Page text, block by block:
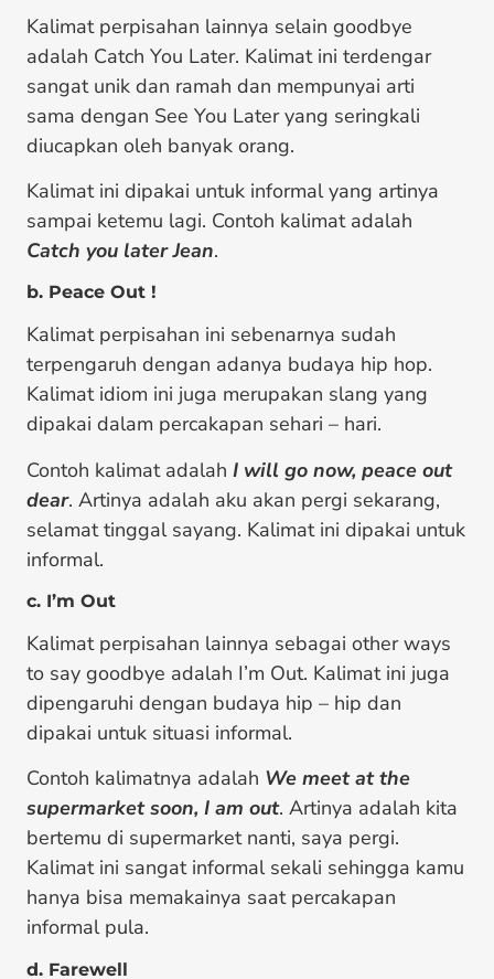
Kalimat perpisahan lainnya selain goodbye
adalah Catch You Later. Kalimat ini terdengar
sangat unik dan ramah dan mempunyai arti
sama dengan See You Later yang seringkali
diucapkan oleh banyak orang.
Kalimat ini dipakai untuk informal yang artinya
sampai ketemu lagi. Contoh kalimat adalah
Catch you later Jean.
b. Peace Out !
Kalimat perpisahan ini sebenarnya sudah
terpengaruh dengan adanya budaya hip hop.
Kalimat idiom ini juga merupakan slang yang
dipakai dalam percakapan sehari – hari.
Contoh kalimat adalah I will go now, peace out
dear. Artinya adalah aku akan pergi sekarang,
selamat tinggal sayang. Kalimat ini dipakai untuk
informal.
c. I’m Out
Kalimat perpisahan lainnya sebagai other ways
to say goodbye adalah I’m Out. Kalimat ini juga
dipengaruhi dengan budaya hip – hip dan
dipakai untuk situasi informal.
Contoh kalimatnya adalah We meet at the
supermarket soon, I am out. Artinya adalah kita
bertemu di supermarket nanti, saya pergi.
Kalimat ini sangat informal sekali sehingga kamu
hanya bisa memakainya saat percakapan
informal pula.
d. Farewell